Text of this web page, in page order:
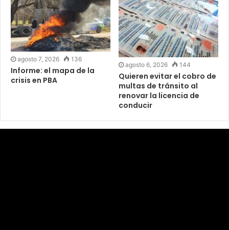
agosto 7, 2026 136
Informe: el mapa de la
crisis en PBA
agosto 6, 2026 144
Quieren evitar el cobro de
multas de tránsito al
renovar la licencia de
conducir